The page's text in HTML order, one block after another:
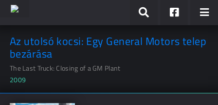
Az utolsó kocsi: Egy General Motors telep
bezárása
The Last Truck: Closing of a GM Plant
2009